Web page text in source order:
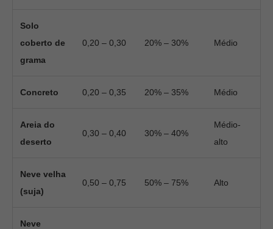
Solo
coberto de
grama
0,20 – 0,30 20% – 30% Médio
Concreto 0,20 – 0,35 20% – 35% Médio
Areia do
deserto
0,30 – 0,40 30% – 40%
Médio-
alto
Neve velha
(suja)
0,50 – 0,75 50% – 75% Alto
Neve